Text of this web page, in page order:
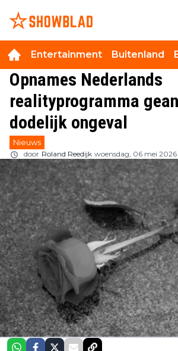
Entertainment Buitenland
Opnames Nederlands
realityprogramma
dodelijk ongeval
Nieuws
door Roland Reedijk woensdag, 06 mei 2026